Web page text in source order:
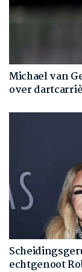
Michael van
over
echtgenoot